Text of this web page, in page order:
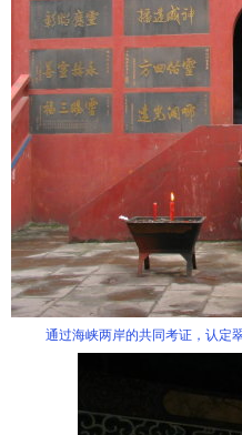
通过海峡两岸的共同考证，认定